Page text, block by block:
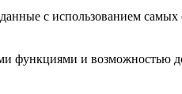
с использованием
функциями и возможностью